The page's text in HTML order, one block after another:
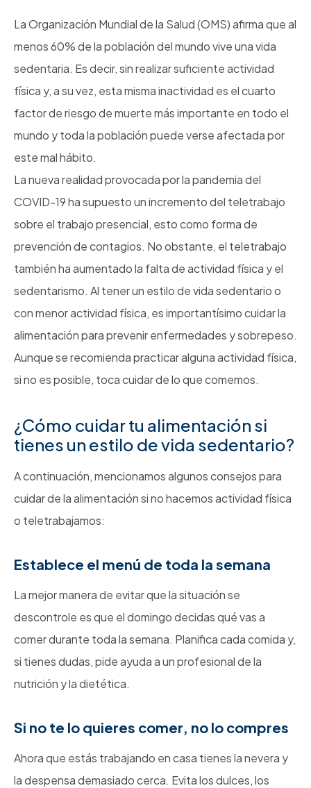
La Organización Mundial de la Salud (OMS) afirma que al
menos 60% de la población del mundo vive una vida
sedentaria. Es decir, sin realizar suficiente actividad
física y, a su vez, esta misma inactividad es el cuarto
factor de riesgo de muerte más importante en todo el
mundo y toda la población puede verse afectada por
este mal hábito.
La nueva realidad provocada por la pandemia del
COVID-19 ha supuesto un incremento del teletrabajo
sobre el trabajo presencial, esto como forma de
prevención de contagios. No obstante, el teletrabajo
también ha aumentado la falta de actividad física y el
sedentarismo. Al tener un estilo de vida sedentario o
con menor actividad física, es importantísimo cuidar la
alimentación para prevenir enfermedades y sobrepeso.
Aunque se recomienda practicar alguna actividad física,
si no es posible, toca cuidar de lo que comemos.
¿Cómo cuidar tu alimentación si
tienes un estilo de vida sedentario?
A continuación, mencionamos algunos consejos para
cuidar de la alimentación si no hacemos actividad física
o teletrabajamos:
Establece el menú de toda la semana
La mejor manera de evitar que la situación se
descontrole es que el domingo decidas qué vas a
comer durante toda la semana. Planifica cada comida y,
si tienes dudas, pide ayuda a un profesional de la
nutrición y la dietética.
Si no te lo quieres comer, no lo compres
Ahora que estás trabajando en casa tienes la nevera y
la despensa demasiado cerca. Evita los dulces, los